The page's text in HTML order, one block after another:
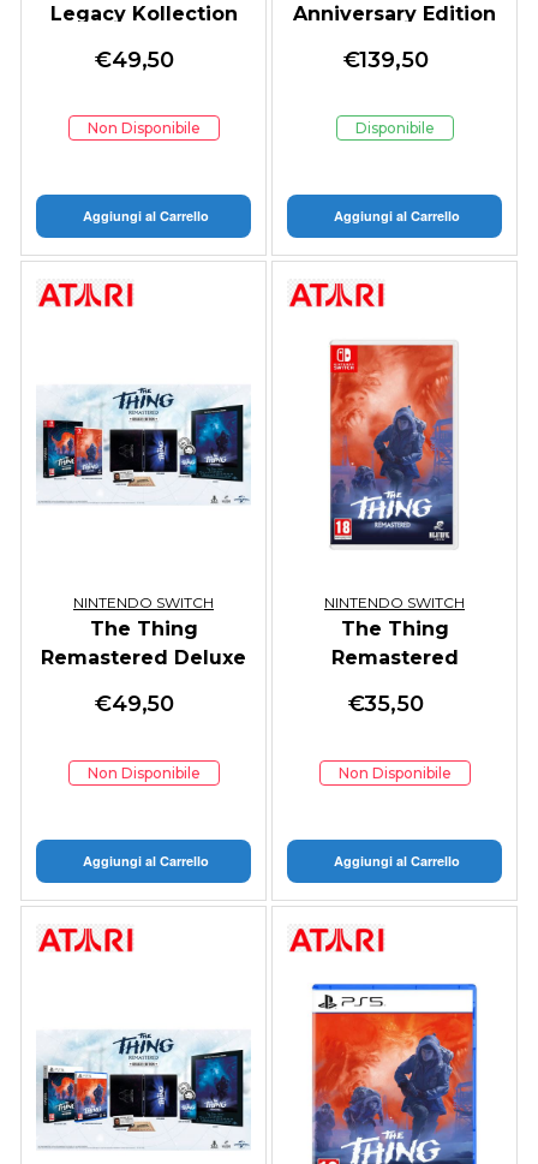
Legacy Kollection
€49,50
Non Disponibile
Aggiungi al Carrello
Anniversary Edition
€139,50
Disponibile
Aggiungi al Carrello
NINTENDO SWITCH
The Thing
Remastered Deluxe
€49,50
Non Disponibile
Aggiungi al Carrello
NINTENDO SWITCH
The Thing
Remastered
€35,50
Non Disponibile
Aggiungi al Carrello